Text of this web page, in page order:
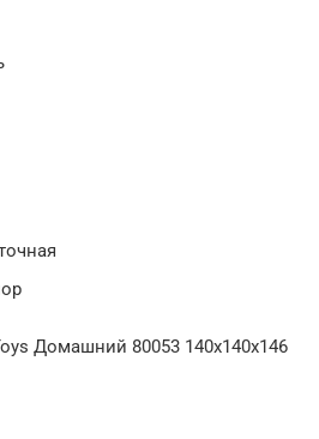
Домашний 80053 140х140х146